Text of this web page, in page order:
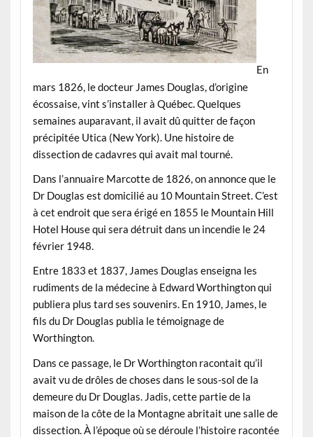
En
mars 1826, le docteur James Douglas, d’origine
écossaise, vint s’installer à Québec. Quelques
semaines auparavant, il avait dû quitter de façon
précipitée Utica (New York). Une histoire de
dissection de cadavres qui avait mal tourné.
Dans l’annuaire Marcotte de 1826, on annonce que le
Dr Douglas est domicilié au 10 Mountain Street. C’est
à cet endroit que sera érigé en 1855 le Mountain Hill
Hotel House qui sera détruit dans un incendie le 24
février 1948.
Entre 1833 et 1837, James Douglas enseigna les
rudiments de la médecine à Edward Worthington qui
publiera plus tard ses souvenirs. En 1910, James, le
fils du Dr Douglas publia le témoignage de
Worthington.
Dans ce passage, le Dr Worthington racontait qu’il
avait vu de drôles de choses dans le sous-sol de la
demeure du Dr Douglas. Jadis, cette partie de la
maison de la côte de la Montagne abritait une salle de
dissection. À l’époque où se déroule l’histoire racontée